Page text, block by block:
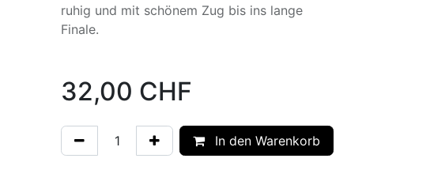
ruhig und mit schönem Zug bis ins lange
Finale.
32,00 CHF
In den Warenkorb